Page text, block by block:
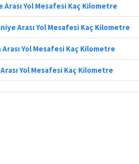
Arası Yol Mesafesi Kaç Kilometre
Arası Yol Mesafesi Kaç Kilometre
Arası Yol Mesafesi Kaç Kilometre
Yol Mesafesi Kaç Kilometre